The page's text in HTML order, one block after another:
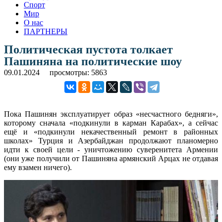
Спорт
Мир
О нас
ПАРТНЕРЫ
Политическая пустота толкает
Пашиняна на политические шоу
09.01.2024 просмотры: 5863
Пока Пашинян эксплуатирует образ «несчастного бедняги»,
которому сначала «подкинули в карман Карабах», а сейчас
ещё и «подкинули некачественный ремонт в районных
школах» Турция и Азербайджан продолжают планомерно
идти к своей цели - уничтожению суверенитета Армении
(они уже получили от Пашиняна армянский Арцах не отдавая
ему взамен ничего).